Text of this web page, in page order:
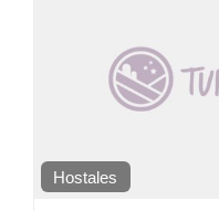
Hostales